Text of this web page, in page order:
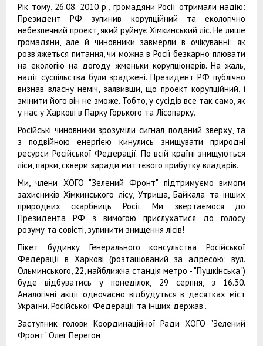
Рік тому, 26.08. 2010 р., громадяни Росії отримали надію:
Президент РФ зупинив корупційний та екологічно
небезпечний проект, який руйнує Хімкинський ліс. Не лише
громадяни, але й чиновники завмерли в очікуванні: як
розв'яжеться питання, чи можна в Росії безкарно плювати
на екологію на догоду жменьки корупціонерів. На жаль,
надії суспільства були зраджені. Президент РФ публічно
визнав власну неміч, заявивши, що проект корупційний, і
змінити його він не зможе. Тобто, у сусідів все так само, як
у нас у Харкові в Парку Горького та Лісопарку.
Російські чиновники зрозуміли сигнал, поданий зверху, та
з подвійною енергією кинулись знищувати природні
ресурси Російської Федерації. По всій країні знищуються
ліси, парки, сквери заради миттєвого прибутку владарів.
Ми, члени ХОГО "Зелений Фронт" підтримуємо вимоги
захисників Хімкинського лісу, Утриша, Байкала та інших
природних скарбниць Росії. Ми звертаємося до
Президента РФ з вимогою прислухатися до голосу
розуму та совісті, зупинити знищення лісів!
Пікет будинку Генерального консульства Російської
Федерації в Харкові (розташований за адресою: вул.
Ольминського, 22, найближча станція метро - "Пушкінська")
буде відбуватись у понеділок, 29 серпня, з 16.30.
Аналогічні акції одночасно відбудуться в десятках міст
України, Російської Федерації та інших держав".
Заступник голови Координаційної Ради ХОГО "Зелений
Фронт" Олег Перегон